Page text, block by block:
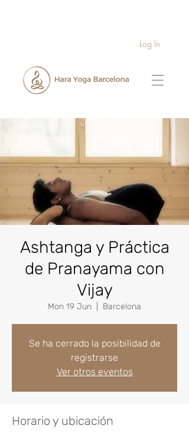
Log In
Ashtanga y Práctica
de Pranayama con
Vijay
Mon 19 Jun Barcelona
Se ha cerrado la posibilidad de
registrarse
Ver otros eventos
Horario y ubicación